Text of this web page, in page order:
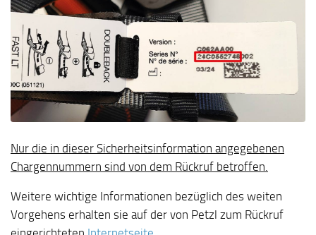
Nur die in dieser Sicherheitsinformation angegebenen
Chargennummern sind von dem Rückruf betroffen.
Weitere wichtige Informationen bezüglich des weiten
Vorgehens erhalten sie auf der von Petzl zum Rückruf